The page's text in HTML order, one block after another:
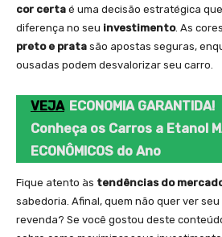
cor certa é uma decisão estratégica
diferença no seu investimento. As
preto e prata são apostas seguras,
ousadas podem desvalorizar seu carro.
VEJA ECONOMIA GARANTIDA!
Conheça os Carros a Etanol
ECONÔMICOS do Ano
Fique atento às tendências do
sabedoria. Afinal, quem não quer ver
revenda? Se você gostou deste